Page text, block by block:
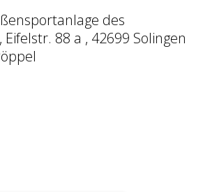
des
88 a , 42699 Solingen